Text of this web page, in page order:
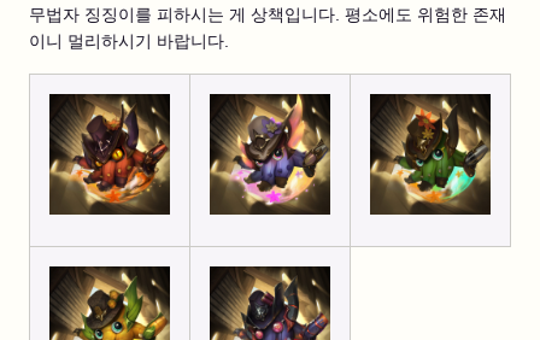
무법자 징징이를 피하시는 게 상책입니다. 평소에도 위험한 존재
이니 멀리하시기 바랍니다.